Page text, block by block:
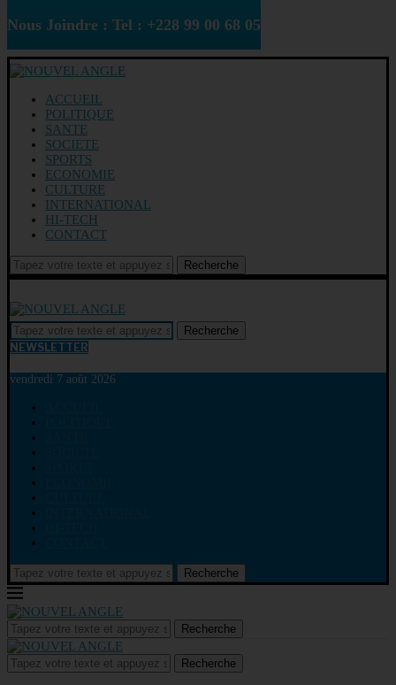
Nous Joindre : Tel : +228 99 00 68 05
ACCUEIL
POLITIQUE
SANTE
SOCIETE
SPORTS
ECONOMIE
CULTURE
INTERNATIONAL
HI-TECH
CONTACT
Recherche
Recherche
NEWSLETTER
vendredi 7 août 2026
Recherche
Recherche
Recherche